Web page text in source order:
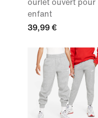
ourlet ouvert pour
enfant
39,99 €